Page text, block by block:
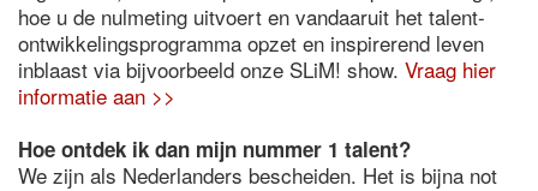
hoe u de nulmeting uitvoert en vandaaruit het talent-
ontwikkelingsprogramma opzet en inspirerend leven
inblaast via bijvoorbeeld onze SLiM! show. Vraag hier
informatie aan >>
Hoe ontdek ik dan mijn nummer 1 talent?
We zijn als Nederlanders bescheiden. Het is bijna not